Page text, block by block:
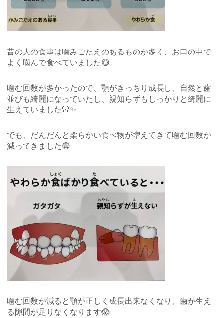
昔の人の食事は噛みごたえのあるものが多く、お口の中で
よく噛んで食べていました😋
噛む回数が多かったので、顎がきっちり成長し、自然と歯
並びも綺麗になっていたし、親知らずもしっかりと綺麗に
生えていました🦷✨
でも、だんだんと柔らかい食べ物が増えてきて噛む回数が
減ってきました😨
噛む回数が減ると顎が正しく成長出来なくなり、歯が生え
る隙間が足りなくなります😱